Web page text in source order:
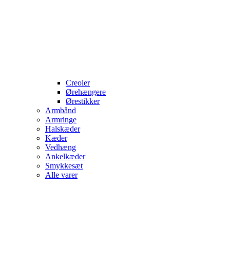
Creoler
Ørehængere
Ørestikker
Armbånd
Armringe
Halskæder
Kæder
Vedhæng
Ankelkæder
Smykkesæt
Alle varer